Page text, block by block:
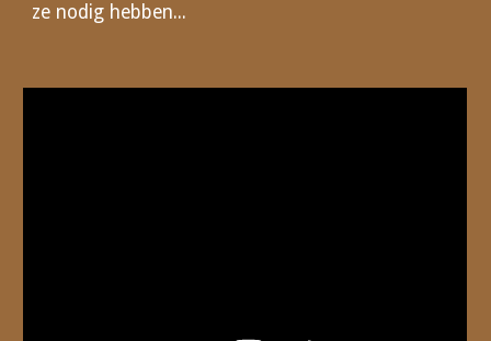
ze nodig hebben...